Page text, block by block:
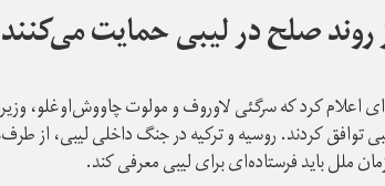
روند صلح در لیبی حمایت می‌کنند
اعلام کرد که سرگئی لاوروف و مولوت چاووش‌اوغلو،
توافق کردند. روسیه و ترکیه در جنگ داخلی لیبی، از
ملل باید فرستاده‌ای برای لیبی معرفی کند.